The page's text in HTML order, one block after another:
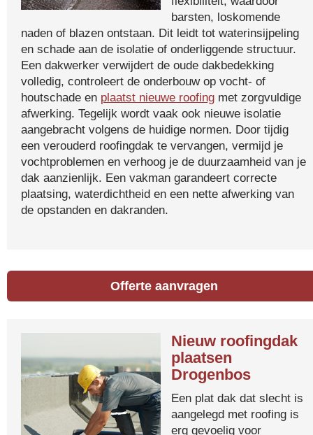
barsten, loskomende
naden of blazen ontstaan. Dit leidt tot waterinsijpeling
en schade aan de isolatie of onderliggende structuur.
Een dakwerker verwijdert de oude dakbedekking
volledig, controleert de onderbouw op vocht- of
houtschade en plaatst nieuwe roofing met zorgvuldige
afwerking. Tegelijk wordt vaak ook nieuwe isolatie
aangebracht volgens de huidige normen. Door tijdig
een verouderd roofingdak te vervangen, vermijd je
vochtproblemen en verhoog je de duurzaamheid van je
dak aanzienlijk. Een vakman garandeert correcte
plaatsing, waterdichtheid en een nette afwerking van
de opstanden en dakranden.
Offerte aanvragen
Nieuw roofingdak
plaatsen
Drogenbos
Een plat dak dat slecht is
aangelegd met roofing is
erg gevoelig voor